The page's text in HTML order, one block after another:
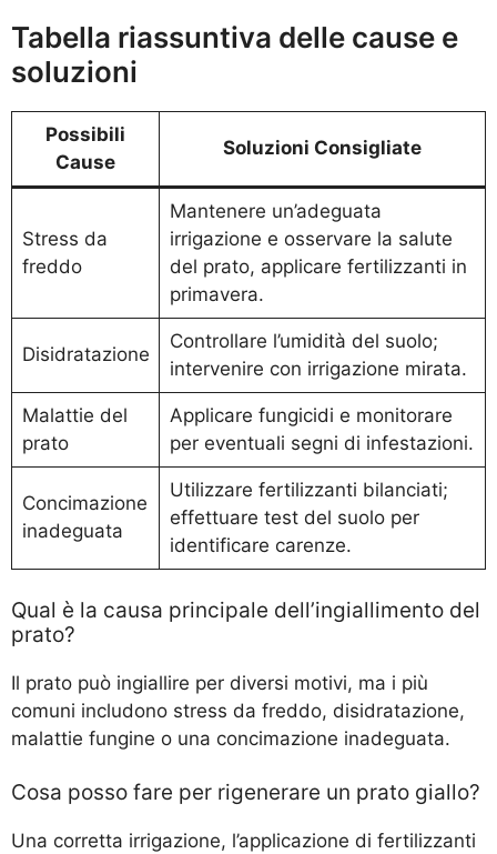
Tabella riassuntiva delle cause e
soluzioni
Possibili
Cause
Soluzioni Consigliate
Stress da
freddo
Mantenere un’adeguata
irrigazione e osservare la salute
del prato, applicare fertilizzanti in
primavera.
Disidratazione
Controllare l’umidità del suolo;
intervenire con irrigazione mirata.
Malattie del
prato
Applicare fungicidi e monitorare
per eventuali segni di infestazioni.
Concimazione
inadeguata
Utilizzare fertilizzanti bilanciati;
effettuare test del suolo per
identificare carenze.
Qual è la causa principale dell’ingiallimento del
prato?
Il prato può ingiallire per diversi motivi, ma i più
comuni includono stress da freddo, disidratazione,
malattie fungine o una concimazione inadeguata.
Cosa posso fare per rigenerare un prato giallo?
Una corretta irrigazione, l’applicazione di fertilizzanti